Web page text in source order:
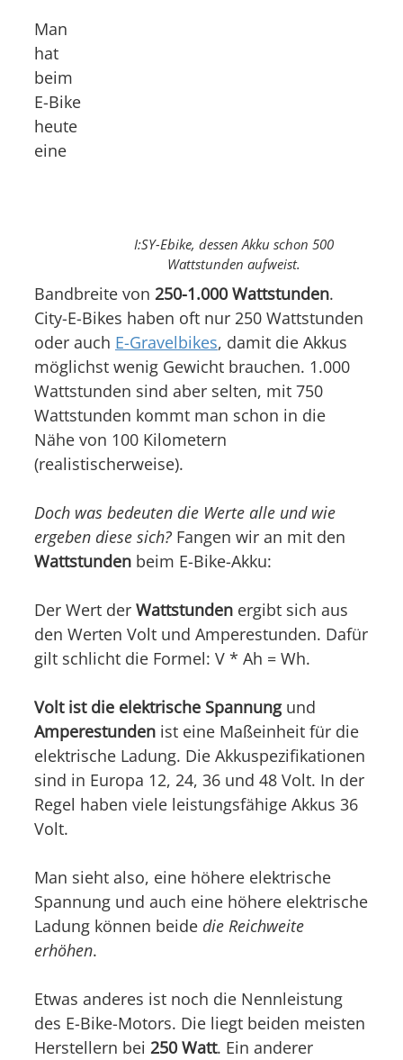
I:SY-Ebike, dessen Akku schon 500
Wattstunden aufweist.
Man
hat
beim
E-Bike
heute
eine
Bandbreite von 250-1.000 Wattstunden.
City-E-Bikes haben oft nur 250 Wattstunden
oder auch E-Gravelbikes, damit die Akkus
möglichst wenig Gewicht brauchen. 1.000
Wattstunden sind aber selten, mit 750
Wattstunden kommt man schon in die
Nähe von 100 Kilometern
(realistischerweise).
Doch was bedeuten die Werte alle und wie
ergeben diese sich? Fangen wir an mit den
Wattstunden beim E-Bike-Akku:
Der Wert der Wattstunden ergibt sich aus
den Werten Volt und Amperestunden. Dafür
gilt schlicht die Formel: V * Ah = Wh.
Volt ist die elektrische Spannungund
Amperestunden ist eine Maßeinheit für die
elektrische Ladung. Die Akkuspezifikationen
sind in Europa 12, 24, 36 und 48 Volt. In der
Regel haben viele leistungsfähige Akkus 36
Volt.
Man sieht also, eine höhere elektrische
Spannung und auch eine höhere elektrische
Ladung können beide die Reichweite
erhöhen.
Etwas anderes ist noch die Nennleistung
des E-Bike-Motors. Die liegt beiden meisten
Herstellern bei 250 Watt. Ein anderer